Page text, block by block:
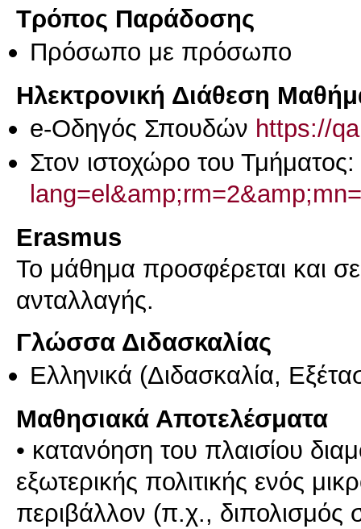
Τρόπος Παράδοσης
Πρόσωπο με πρόσωπο
Ηλεκτρονική Διάθεση
e-Οδηγός Σπουδών https://
Στον ιστοχώρο του Τμήματος:
Erasmus
Το μάθημα προσφέρεται και
ανταλλαγής.
Γλώσσα Διδασκαλίας
Ελληνικά (Διδασκαλία,
Μαθησιακά Αποτελέσματα
• κατανόηση του πλαισίου
εξωτερικής πολιτικής ενός
περιβάλλον (π.χ., διπολισμός